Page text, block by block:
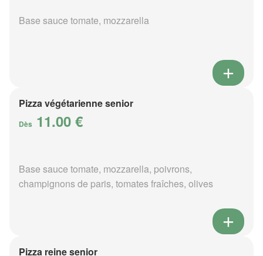
Base sauce tomate, mozzarella
Pizza végétarienne senior
Dès 11.00 €
Base sauce tomate, mozzarella, poivrons,
champignons de paris, tomates fraîches, olives
Pizza reine senior